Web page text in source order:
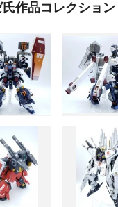
作品コレクション